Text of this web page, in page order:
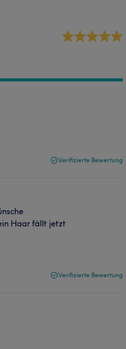
Verifizierte Bewertung
Haar fällt jetzt
Verifizierte Bewertung